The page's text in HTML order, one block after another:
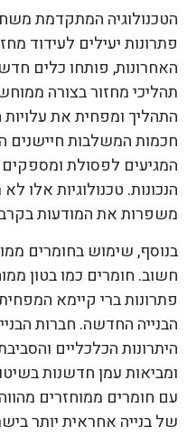
הטכנולוגיה המתקדמת
פתרונות יעילים לעידוד
האחרונות, פותחו כלים
תהליכי מחזור בצורה
התהליך ומפחית את עלויות
חכמות המשלבות חיישנים
המגיעים לפסולת
הנכונות. טכנולוגיות אלו
משפרות את המודעות בקרב
בנוסף, שימוש בחומרים
חשוב. חומרים כמו בטון
פתרונות ברי קיימא
הבנייה החדשה. חברות
היתרונות הכלכליים
ומביאות עמן חדשנות
עם חומרים ממוחזרים
של בנייה אחראית יותר